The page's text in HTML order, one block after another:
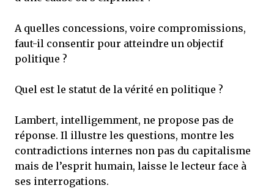
A quelles concessions, voire compromissions,
faut-il consentir pour atteindre un objectif
politique ?
Quel est le statut de la vérité en politique ?
Lambert, intelligemment, ne propose pas de
réponse. Il illustre les questions, montre les
contradictions internes non pas du capitalisme
mais de l’esprit humain, laisse le lecteur face à
ses interrogations.